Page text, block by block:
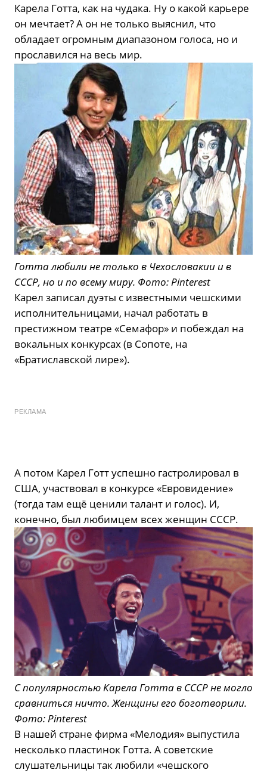
Карела Готта, как на чудака. Ну о какой карьере
он мечтает? А он не только выяснил, что
обладает огромным диапазоном голоса, но и
прославился на весь мир.
Готта любили не только в Чехословакии и в
СССР, но и по всему миру. Фото: Pinterest
Карел записал дуэты с известными чешскими
исполнительницами, начал работать в
престижном театре «Семафор» и побеждал на
вокальных конкурсах (в Сопоте, на
«Братиславской лире»).
РЕКЛАМА
А потом Карел Готт успешно гастролировал в
США, участвовал в конкурсе «Евровидение»
(тогда там ещё ценили талант и голос). И,
конечно, был любимцем всех женщин СССР.
С популярностью Карела Готта в СССР не могло
сравниться ничто. Женщины его боготворили.
Фото: Pinterest
В нашей стране фирма «Мелодия» выпустила
несколько пластинок Готта. А советские
слушательницы так любили «чешского